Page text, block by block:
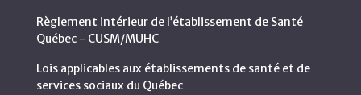
Règlement intérieur de l’établissement de Santé
Québec - CUSM/MUHC
Lois applicables aux établissements de santé et de
services sociaux du Québec